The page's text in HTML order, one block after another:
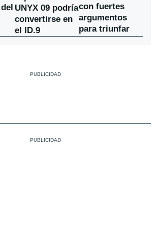
UNYX 09 podría
convertirse en
el ID.9
con fuertes
argumentos
para triunfar